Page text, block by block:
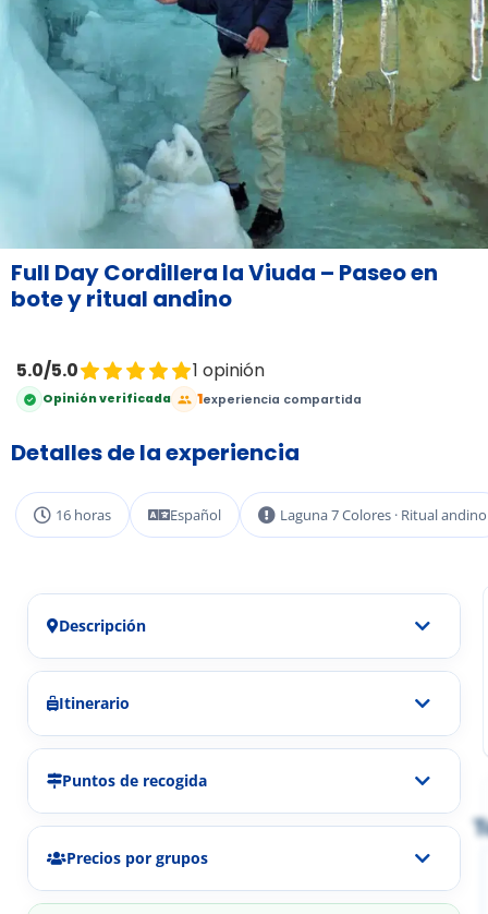
Full Day Cordillera la Viuda – Paseo en
bote y ritual andino
5.0/5.0 1 opinión
Opinión verificada 1experiencia compartida
Detalles de la experiencia
16 horas Español Laguna 7 Colores · Ritual andino
Descripción
Itinerario
Puntos de recogida
Precios por grupos